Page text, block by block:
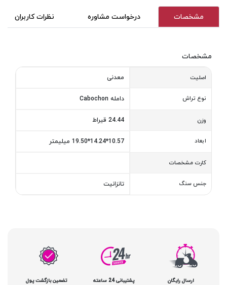
مشخصات درخواست مشاوره نظرات کاربران
مشخصات
اصلیت معدنی
نوع تراش دامله Cabochon
وزن 24.44 قیراط
ابعاد 10.57*14.24*19.50 میلیمتر
کارت مشخصات
جنس سنگ تانزانیت
ارسال رایگان پشتیبانی 24 ساعته تضمین بازگشت پول